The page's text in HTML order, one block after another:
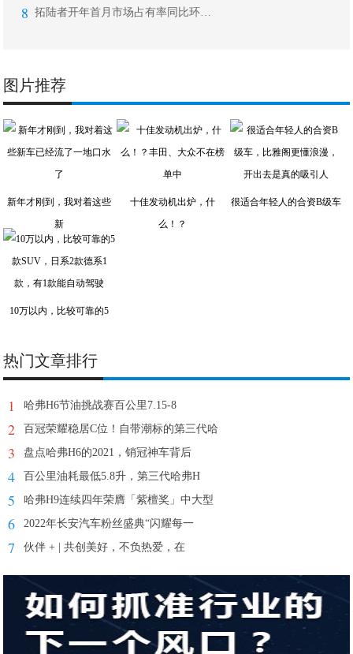
8 拓陆者开年首月市场占有率同比环比双增
图片推荐
新年才刚到，我对着这些
新
十佳发动机出炉，什
么！？
很适合年轻人的合资B级车
10万以内，比较可靠的5
热门文章排行
1 哈弗H6节油挑战赛百公里7.15-8
2 百冠荣耀稳居C位！自带潮标的第三代哈
3 盘点哈弗H6的2021，销冠神车背后
4 百公里油耗最低5.8升，第三代哈弗H
5 哈弗H9连续四年荣膺「紫檀奖」中大型
6 2022年长安汽车粉丝盛典“闪耀每一
7 伙伴 + | 共创美好，不负热爱，在